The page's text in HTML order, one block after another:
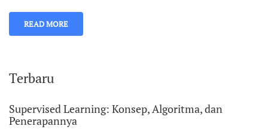
READ MORE
Terbaru
Supervised Learning: Konsep, Algoritma, dan
Penerapannya